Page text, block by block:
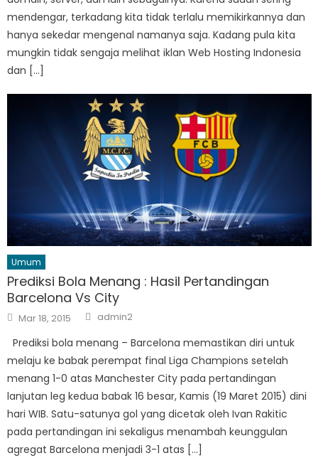
mendengar, terkadang kita tidak terlalu memikirkannya dan
hanya sekedar mengenal namanya saja. Kadang pula kita
mungkin tidak sengaja melihat iklan Web Hosting Indonesia
dan […]
Umum
Prediksi Bola Menang : Hasil Pertandingan
Barcelona Vs City
Posted
on
Mar 18, 2015 Author
admin2
Prediksi bola menang – Barcelona memastikan diri untuk
melaju ke babak perempat final Liga Champions setelah
menang 1-0 atas Manchester City pada pertandingan
lanjutan leg kedua babak 16 besar, Kamis (19 Maret 2015) dini
hari WIB. Satu-satunya gol yang dicetak oleh Ivan Rakitic
pada pertandingan ini sekaligus menambah keunggulan
agregat Barcelona menjadi 3-1 atas […]